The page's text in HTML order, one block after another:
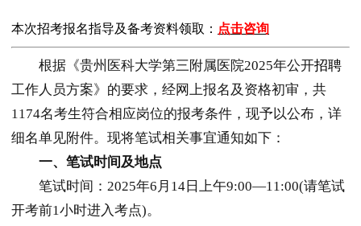
本次招考报名指导及备考资料领取： 点击咨询
根据《贵州医科大学第三附属医院2025年公开招聘
工作人员方案》的要求，经网上报名及资格初审，共
1174名考生符合相应岗位的报考条件，现予以公布，详
细名单见附件。现将笔试相关事宜通知如下：
一、笔试时间及地点
笔试时间：2025年6月14日上午9:00—11:00(请笔试
开考前1小时进入考点)。